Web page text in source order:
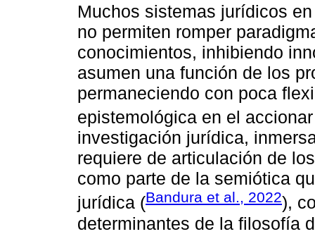
Muchos sistemas jurídicos
no permiten romper
conocimientos, inhibiendo
asumen una función de los
permaneciendo con poca
epistemológica en el
investigación jurídica,
requiere de articulación de
como parte de la semiótica
jurídica (Bandura et al., 2022),
determinantes de la filosofía